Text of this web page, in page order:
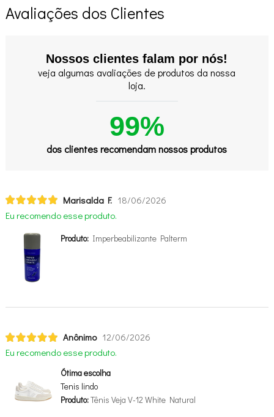
Avaliações dos Clientes
Nossos clientes falam por nós!
veja algumas avaliações de produtos da nossa
loja.
99%
dos clientes recomendam nossos produtos
Marisalda F. 18/06/2026
Eu recomendo esse produto.
Produto:Imperbeabilizante Palterm
Anônimo 12/06/2026
Eu recomendo esse produto.
Ótima escolha
Tenis lindo
Produto:Tênis Veja V-12 White Natural